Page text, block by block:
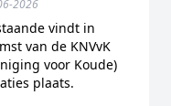
2026
vindt in
van de KNVvK
voor Koude)
plaats.